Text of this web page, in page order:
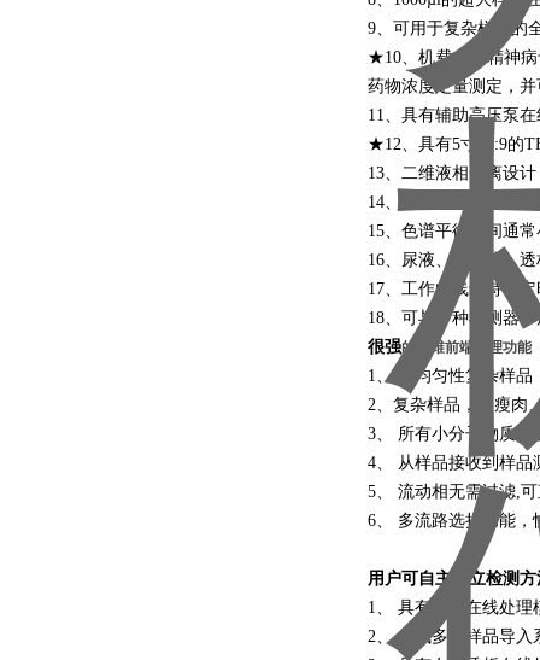
9、可用于复杂样品的
★10、机载备有精神
药物浓度定量测定，
11、具有辅助高压泵
★12、具有5寸16:9的
13、二维液相分离设
14、大批量样品处理
15、色谱平衡时间通
16、尿液、脑脊液、
17、工作曲线维持稳
18、可与多种检测器
很强的二维前端处理功能
1、 非均匀性复杂样
2、复杂样品，如瘦肉
3、 所有小分子物质分
4、 从样品接收到样品
5、 流动相无需过滤,
6、 多流路选择功能，
用户可自主建立检测方
1、 具有多种在线处
2、 集成多种样品导